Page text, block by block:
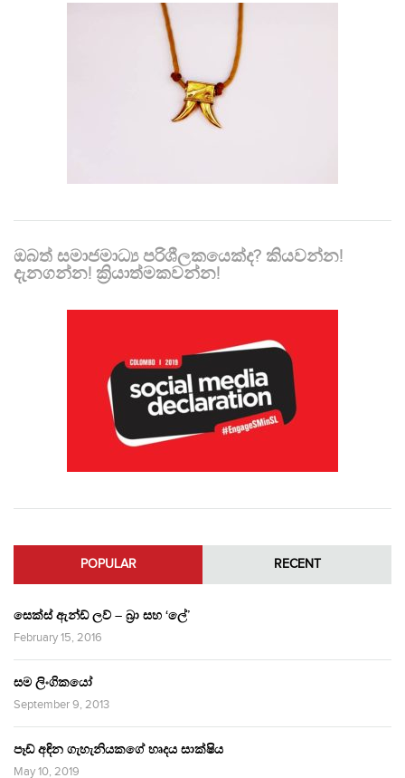
ඔබත් සමාජමාධ්‍ය පරිශීලකයෙක්ද? කියවන්න!
දැනගන්න! ක්‍රියාත්මකවන්න!
POPULAR RECENT
සෙක්ස් ඇන්ඩ් ලව් – බ්‍රා සහ ‘ලේ’
February 15, 2016
සම ලිංගිකයෝ
September 9, 2013
පෑඩ් අඳින ගැහැනියකගේ හෘදය සාක්ෂිය
May 10, 2019